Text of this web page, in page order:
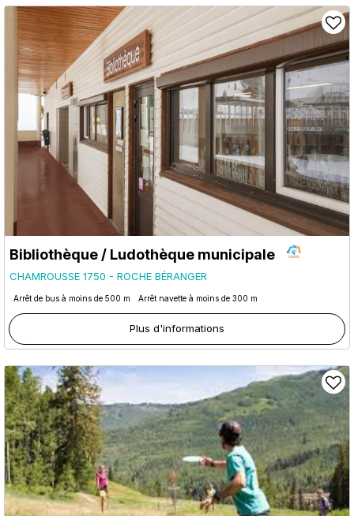
Bibliothèque / Ludothèque municipale
CHAMROUSSE 1750 - ROCHE BÉRANGER
Arrêt de bus à moins de 500 m Arrêt navette à moins de 300 m
Plus d'informations